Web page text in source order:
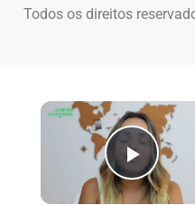
Todos os direitos
Play